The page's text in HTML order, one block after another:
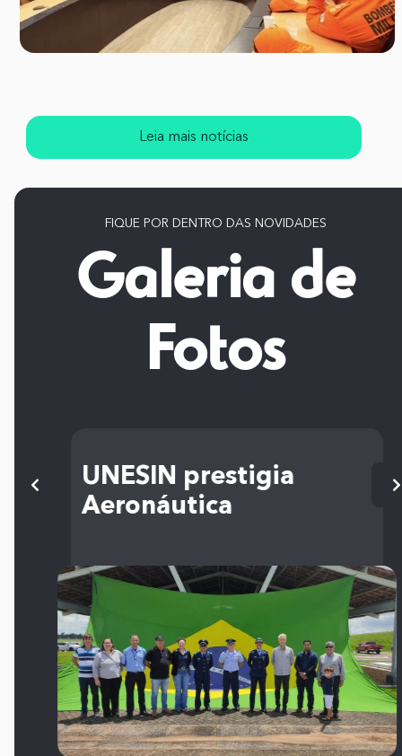
Leia mais notícias
FIQUE POR DENTRO DAS NOVIDADES
Galeria de
Fotos
UNESIN prestigia
Aeronáutica